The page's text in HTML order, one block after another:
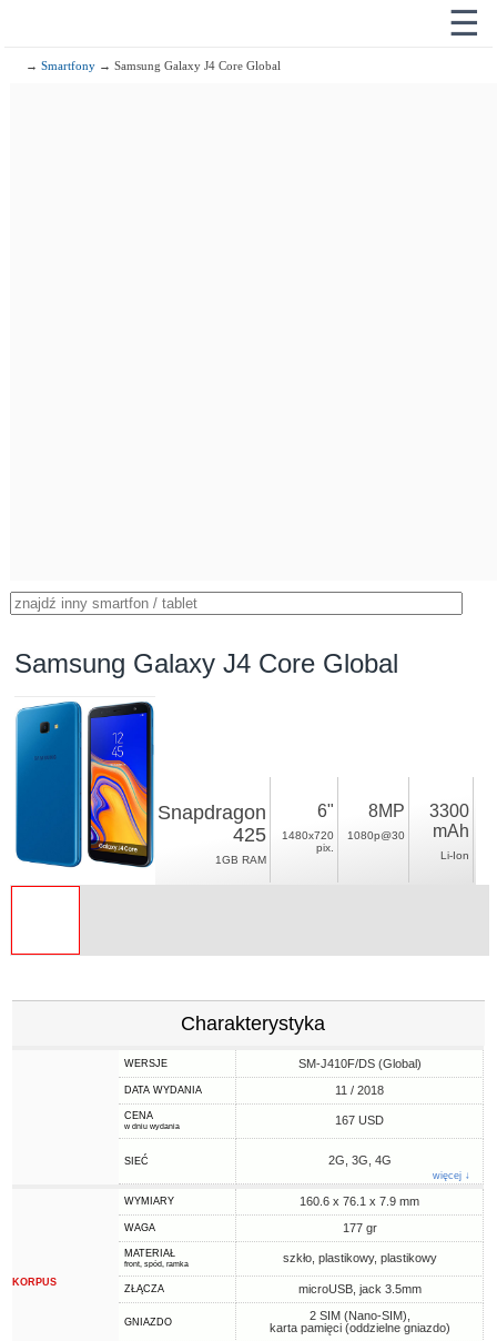
☰
→Smartfony → Samsung Galaxy J4 Core Global
Samsung Galaxy J4 Core Global
Snapdragon
425
1GB RAM
6"
1480x720
pix.
8MP
1080p@30
3300
mAh
Li-Ion
Charakterystyka
WERSJE SM-J410F/DS (Global)
DATA WYDANIA 11 / 2018
CENA
w dniu wydania 167 USD
SIEĆ 2G, 3G, 4G
więcej ↓
KORPUS
WYMIARY 160.6 x 76.1 x 7.9 mm
WAGA 177 gr
MATERIAŁ
front, spód, ramka szkło, plastikowy, plastikowy
ZŁĄCZA microUSB, jack 3.5mm
GNIAZDO
2 SIM (Nano-SIM),
karta pamięci (oddzielne gniazdo)